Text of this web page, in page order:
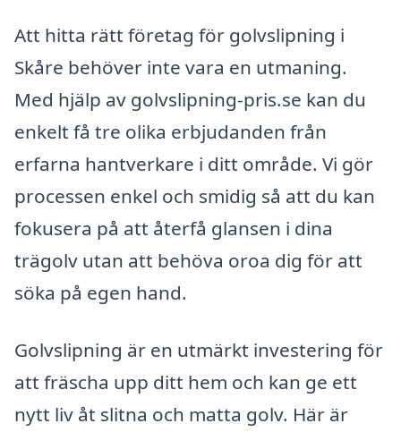
Att hitta rätt företag för golvslipning i
Skåre behöver inte vara en utmaning.
Med hjälp av golvslipning-pris.se kan du
enkelt få tre olika erbjudanden från
erfarna hantverkare i ditt område. Vi gör
processen enkel och smidig så att du kan
fokusera på att återfå glansen i dina
trägolv utan att behöva oroa dig för att
söka på egen hand.
Golvslipning är en utmärkt investering för
att fräscha upp ditt hem och kan ge ett
nytt liv åt slitna och matta golv. Här är